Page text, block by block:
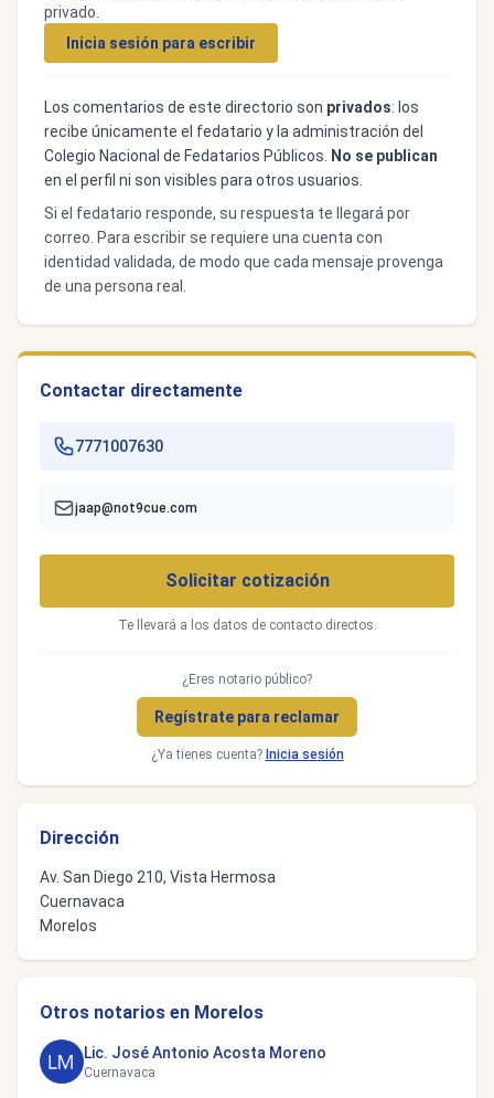
privado.
Inicia sesión para escribir
Los comentarios de este directorio son privados: los
recibe únicamente el fedatario y la administración del
Colegio Nacional de Fedatarios Públicos.
No se publican
en el perfil ni son visibles para otros usuarios.
Si el fedatario responde, su respuesta te llegará por
correo. Para escribir se requiere una cuenta con
identidad validada, de modo que cada mensaje provenga
de una persona real.
Contactar directamente
7771007630
jaap@not9cue.com
Solicitar cotización
Te llevará a los datos de contacto directos.
¿Eres notario público?
Regístrate para reclamar
¿Ya tienes cuenta? Inicia sesión
Dirección
Av. San Diego 210, Vista Hermosa
Cuernavaca
Morelos
Otros notarios en Morelos
Lic. José Antonio Acosta Moreno
Cuernavaca